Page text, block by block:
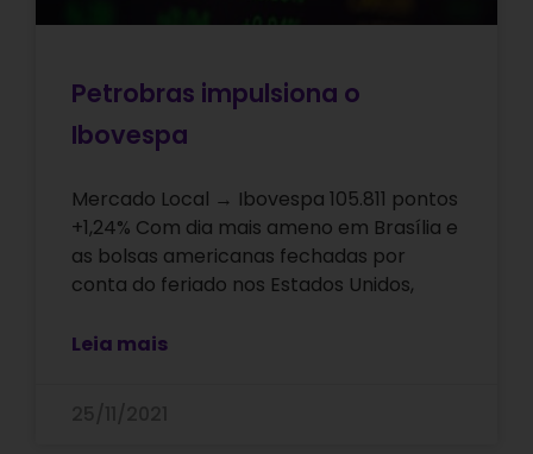
Petrobras impulsiona o
Ibovespa
Mercado Local → Ibovespa 105.811 pontos
+1,24% Com dia mais ameno em Brasília e
as bolsas americanas fechadas por
conta do feriado nos Estados Unidos,
Leia mais